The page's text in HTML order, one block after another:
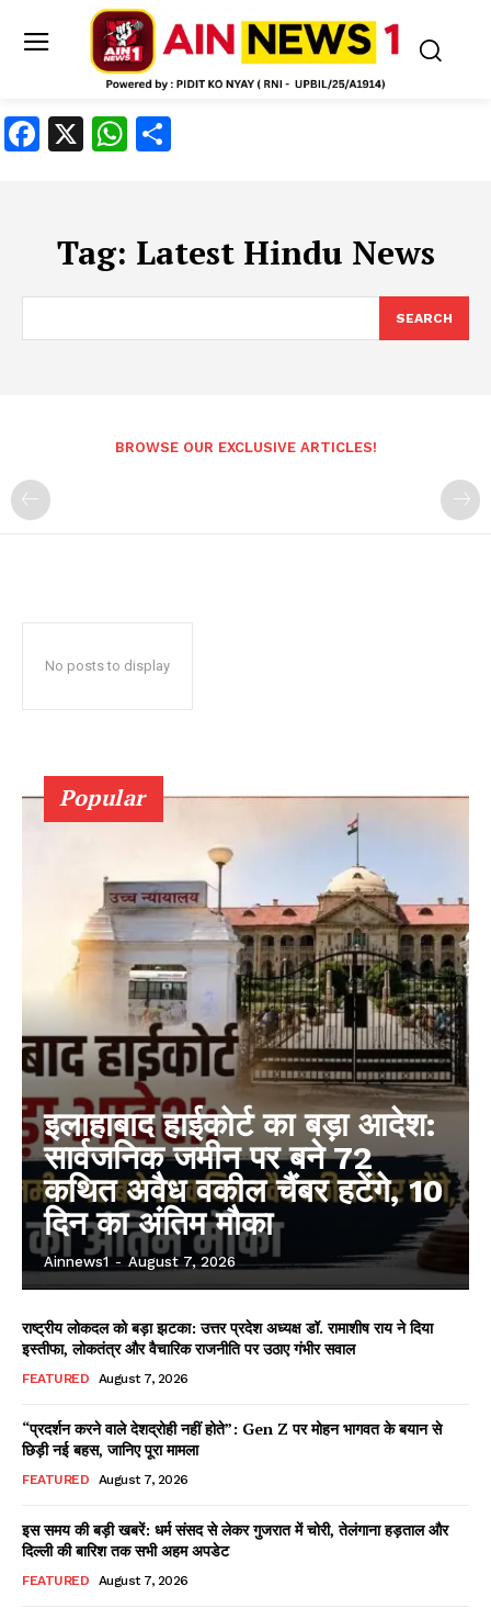
Facebook
X WhatsApp
Share
Facebook
X WhatsApp
Tag: Latest Hindu News
SEARCH
BROWSE OUR EXCLUSIVE ARTICLES!
No posts to display
Popular
इलाहाबाद हाईकोर्ट का बड़ा आदेश:
सार्वजनिक जमीन पर बने 72
कथित अवैध वकील चैंबर हटेंगे, 10
दिन का अंतिम मौका
Ainnews1 - August 7, 2026
राष्ट्रीय लोकदल को बड़ा झटका: उत्तर प्रदेश अध्यक्ष डॉ. रामाशीष राय ने दिया
इस्तीफा, लोकतंत्र और वैचारिक राजनीति पर उठाए गंभीर सवाल
FEATURED August 7, 2026
“प्रदर्शन करने वाले देशद्रोही नहीं होते”: Gen Z पर मोहन भागवत के बयान से
छिड़ी नई बहस, जानिए पूरा मामला
FEATURED August 7, 2026
इस समय की बड़ी खबरें: धर्म संसद से लेकर गुजरात में चोरी, तेलंगाना हड़ताल और
दिल्ली की बारिश तक सभी अहम अपडेट
FEATURED August 7, 2026